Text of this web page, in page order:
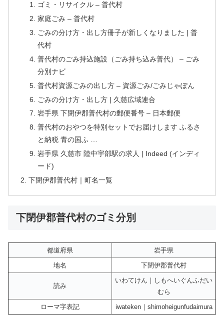
ゴミ・リサイクル – 普代村
家庭ごみ – 普代村
ごみの分け方・出し方冊子が新しくなりました | 普
代村
普代村のごみ持込施設（ごみ持ち込み普代） – ごみ
分別ナビ
普代村資源ごみの出し方 – 資源ごみ/ごみじゃぽん
ごみの分け方・出し方 | 久慈広域連合
岩手県 下閉伊郡普代村の郵便番号 – 日本郵便
普代村のおやつを特別セットでお届けします ふるさ
と納税 青の国ふ …
岩手県 久慈市 陸中宇部駅の求人 | Indeed (インディ
ード)
下閉伊郡普代村｜町名一覧
下閉伊郡普代村のゴミ分別
都道府県
岩手県
地名
下閉伊郡普代村
読み
いわてけん｜しもへいぐんふだい
むら
ローマ字表記
iwateken｜shimoheigunfudaimura